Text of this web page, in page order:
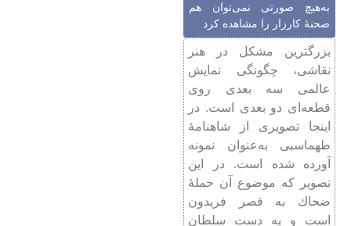
به‌هیچ صورتی نمی‌توان هم
صحنۀ كارزار را مشاهده كرد
بزرگترین مشكل در هنر
نقاشی، چگونگی نمایش
عالمی سه بعدی روی
قطعه‌ای دو بعدی است. در
اینجا تصویری از شاهنامۀ
طهماسبی به‌عنوان نمونه
آورده شده است. در این
تصویر كه موضوع آن حملۀ‌
ضحاك به قصر فریدون
است و به دست سلطان